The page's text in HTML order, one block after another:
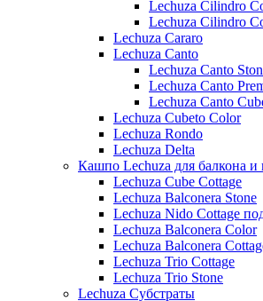
Lechuza Cilindro
Lechuza Cilindro
Lechuza Cararo
Lechuza Canto
Lechuza Canto
Lechuza Canto
Lechuza Canto
Lechuza Cubeto Color
Lechuza Rondo
Lechuza Delta
Кашпо Lechuza для балкона и
Lechuza Cube Cottage
Lechuza Balconera Stone
Lechuza Nido Cottage
Lechuza Balconera Color
Lechuza Balconera
Lechuza Trio Cottage
Lechuza Trio Stone
Lechuza Субстраты